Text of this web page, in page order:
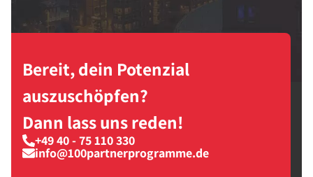
Bereit, dein Potenzial
auszuschöpfen?
Dann lass uns reden!
+49 40 - 75 110 330
info@100partnerprogramme.de